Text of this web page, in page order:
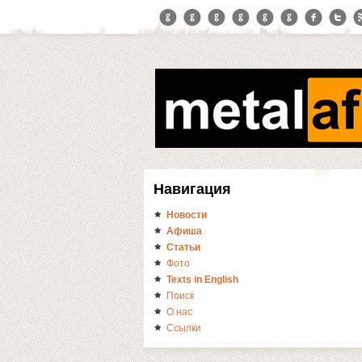
Навигация
Новости
Афиша
Статьи
Фото
Texts in English
Поиск
О нас
Ссылки